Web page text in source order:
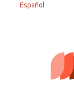
Español